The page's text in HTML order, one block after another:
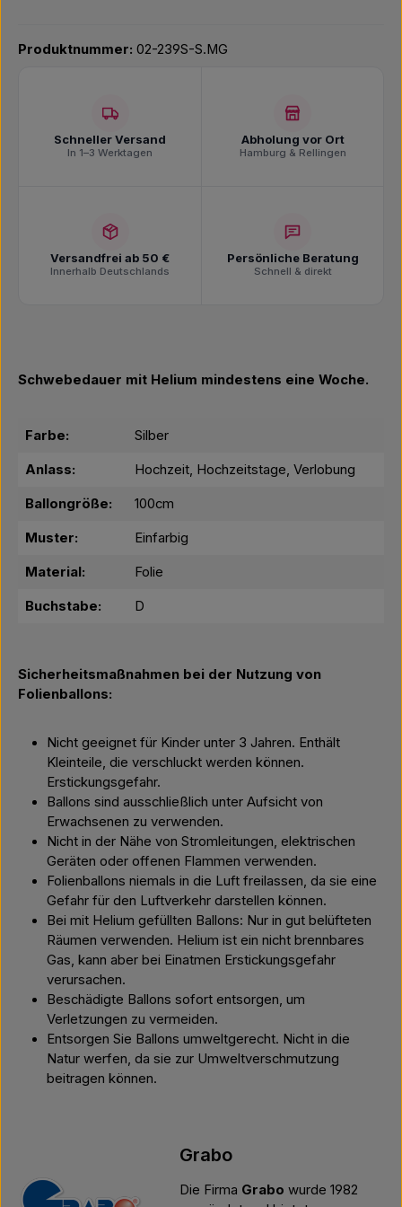
Produktnummer: 02-239S-S.MG
Schneller Versand
In 1–3 Werktagen
Abholung vor Ort
Hamburg & Rellingen
Versandfrei ab 50 €
Innerhalb Deutschlands
Persönliche Beratung
Schnell & direkt
Schwebedauer mit Helium mindestens eine Woche.
Farbe: Silber
Anlass: Hochzeit, Hochzeitstage, Verlobung
Ballongröße: 100cm
Muster: Einfarbig
Material: Folie
Buchstabe: D
Sicherheitsmaßnahmen bei der Nutzung von
Folienballons:
Nicht geeignet für Kinder unter 3 Jahren. Enthält
Kleinteile, die verschluckt werden können.
Erstickungsgefahr.
Ballons sind ausschließlich unter Aufsicht von
Erwachsenen zu verwenden.
Nicht in der Nähe von Stromleitungen, elektrischen
Geräten oder offenen Flammen verwenden.
Folienballons niemals in die Luft freilassen, da sie eine
Gefahr für den Luftverkehr darstellen können.
Bei mit Helium gefüllten Ballons: Nur in gut belüfteten
Räumen verwenden. Helium ist ein nicht brennbares
Gas, kann aber bei Einatmen Erstickungsgefahr
verursachen.
Beschädigte Ballons sofort entsorgen, um
Verletzungen zu vermeiden.
Entsorgen Sie Ballons umweltgerecht. Nicht in die
Natur werfen, da sie zur Umweltverschmutzung
beitragen können.
Grabo
Die Firma Grabo wurde 1982